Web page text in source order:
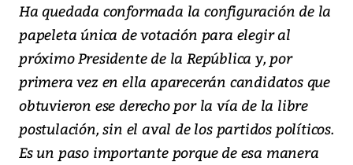
Ha quedada conformada la configuración de la
papeleta única de votación para elegir al
próximo Presidente de la República y, por
primera vez en ella aparecerán candidatos que
obtuvieron ese derecho por la vía de la libre
postulación, sin el aval de los partidos políticos.
Es un paso importante porque de esa manera